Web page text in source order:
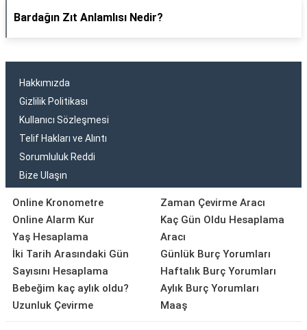
Bardağın Zıt Anlamlısı Nedir?
Hakkımızda
Gizlilik Politikası
Kullanıcı Sözleşmesi
Telif Hakları ve Alıntı
Sorumluluk Reddi
Bize Ulaşın
Online Kronometre
Online Alarm Kur
Yaş Hesaplama
İki Tarih Arasındaki Gün
Sayısını Hesaplama
Bebeğim kaç aylık oldu?
Uzunluk Çevirme
Zaman Çevirme Aracı
Kaç Gün Oldu Hesaplama
Aracı
Günlük Burç Yorumları
Haftalık Burç Yorumları
Aylık Burç Yorumları
Maaş